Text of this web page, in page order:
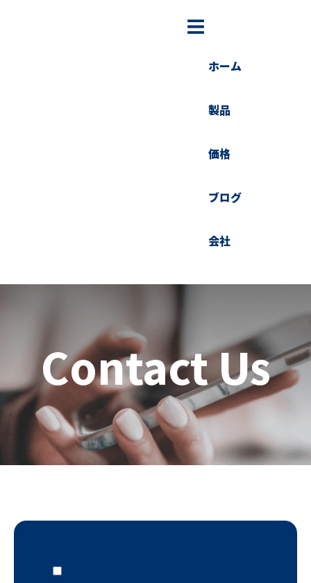
ホーム
製品
価格
ブログ
会社
Contact Us